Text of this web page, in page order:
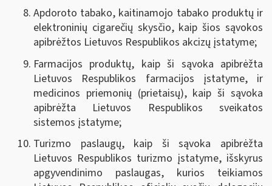
Apdoroto tabako, kaitinamojo tabako produktų ir
elektroninių cigarečių skysčio, kaip šios sąvokos
apibrėžtos Lietuvos Respublikos akcizų įstatyme;
Farmacijos produktų, kaip ši sąvoka apibrėžta
Lietuvos Respublikos farmacijos įstatyme, ir
medicinos priemonių (prietaisų), kaip ši sąvoka
apibrėžta Lietuvos Respublikos sveikatos
sistemos įstatyme;
Turizmo paslaugų, kaip ši sąvoka apibrėžta
Lietuvos Respublikos turizmo įstatyme, išskyrus
apgyvendinimo paslaugas, kurios teikiamos